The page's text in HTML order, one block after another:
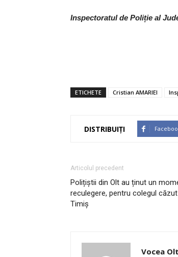
Inspectoratul de Poliție al
ETICHETE Cristian AMARIEI
DISTRIBUIȚI
Articolul precedent
Polițiștii din Olt au ținut un
reculegere, pentru colegul
Timiș
Vocea